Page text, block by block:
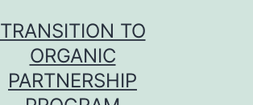
TRANSITION TO
ORGANIC
PARTNERSHIP